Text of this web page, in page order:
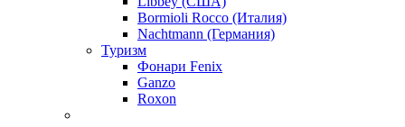
Bormioli Rocco (Италия)
Nachtmann (Германия)
Туризм
Фонари Fenix
Ganzo
Roxon